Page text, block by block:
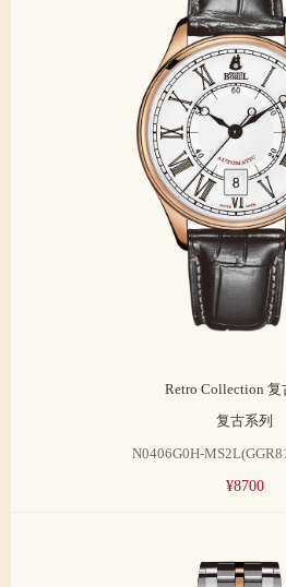
Retro Collection 复
复古系列
N0406G0H-
¥8700